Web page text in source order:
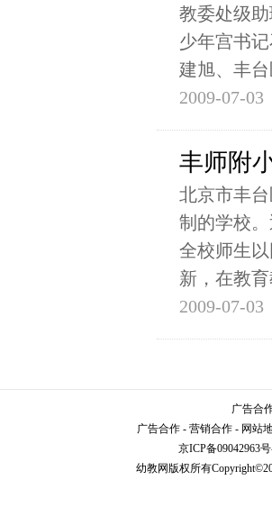
教委处级
少年宫书
建旭、丰
2009-07-03
丰师附
北京市丰
制的学校
全校师生
新，在教
2009-07-03
广告合
广告合作 - 营销合作 - 网站
京ICP备09042963
幼教网版权所有